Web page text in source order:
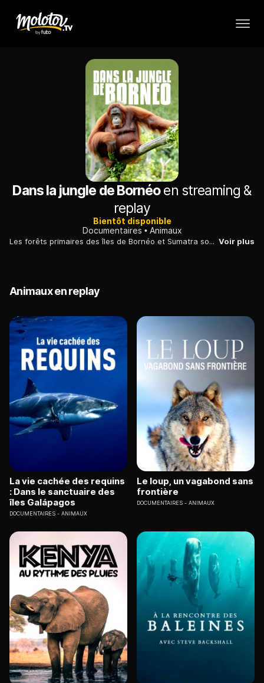
Dans la jungle de Bornéoen streaming &
replay
Bientôt disponible
Documentaires
Animaux
Les forêts primaires des îles de Bornéo et Sumatra sont les dernières à abriter des orangs-outans, une espèce en danger critique d'extinctions. Voir plus
Animaux en replay
La vie cachée des requins
: Dans le sanctuaire des
îles Galápagos
DOCUMENTAIRES ANIMAUX
Le loup, un vagabond sans
frontière
DOCUMENTAIRES ANIMAUX